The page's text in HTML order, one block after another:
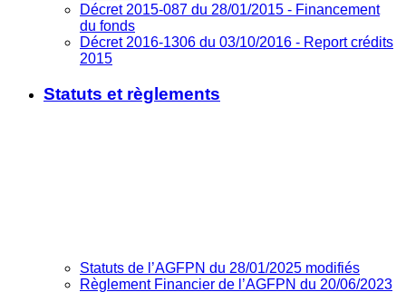
Décret 2015-087 du 28/01/2015 - Financement
du fonds
Décret 2016-1306 du 03/10/2016 - Report crédits
2015
Statuts et règlements
Statuts de l’AGFPN du 28/01/2025 modifiés
Règlement Financier de l’AGFPN du 20/06/2023